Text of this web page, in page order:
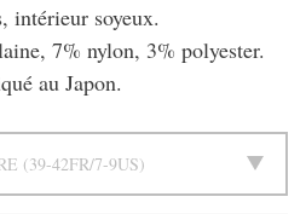
intérieur soyeux.
7% nylon, 3% polyester.
au Japon.
39-42FR/7-9US